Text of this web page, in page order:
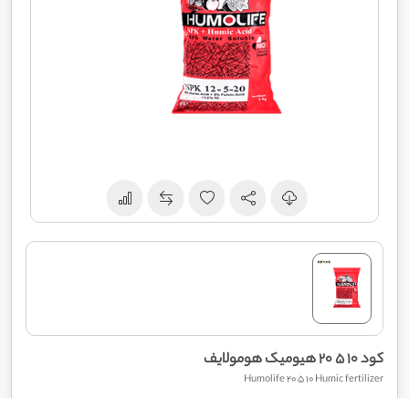
کود 10 5 20 هیومیک هومولایف
Humolife 20 5 10 Humic fertilizer